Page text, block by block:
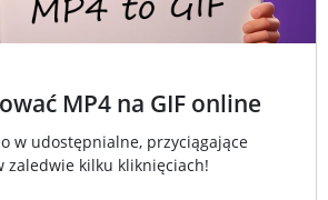
MP4 na GIF online
w udostępnialne, przyciągające
zaledwie kilku kliknięciach!